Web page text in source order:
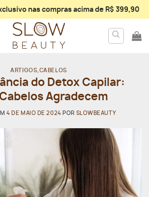
nas compras acima de R$ 399,90
ARTIGOS CABELOS
do Detox Capilar:
Agradecem
4 DE MAIO DE 2024 POR SLOWBEAUTY